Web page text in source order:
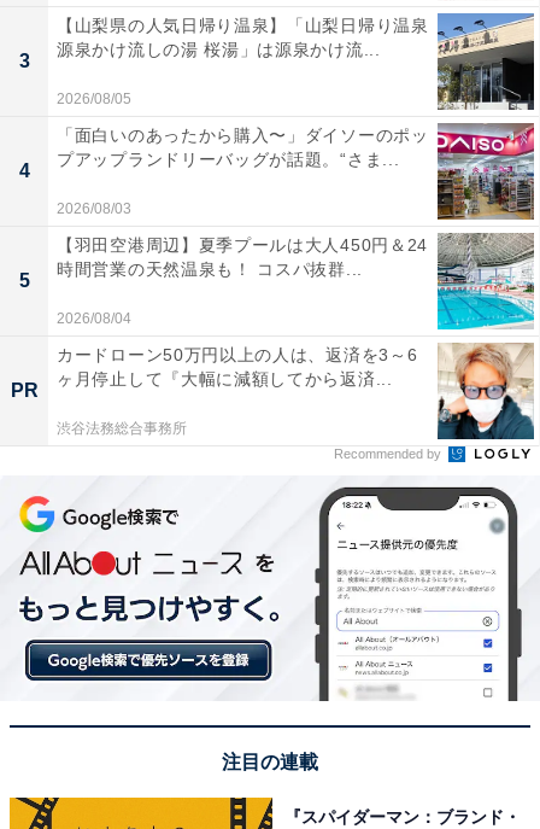
3
【山梨県の人気日帰り温泉】「山梨日帰り温泉
源泉かけ流しの湯 桜湯」は源泉かけ流...
2026/08/05
4
「面白いのあったから購入〜」ダイソーのポッ
プアップランドリーバッグが話題。“さま...
2026/08/03
5
【羽田空港周辺】夏季プールは大人450円＆24
時間営業の天然温泉も！ コスパ抜群...
2026/08/04
PR
カードローン50万円以上の人は、返済を3～6
ヶ月停止して『大幅に減額してから返済...
渋谷法務総合事務所
Recommended by
注目の連載
『スパイダーマン：ブランド・